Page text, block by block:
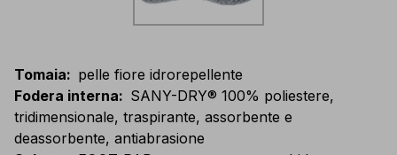
Tomaia: pelle fiore idrorepellente
Fodera interna: SANY-DRY® 100% poliestere,
tridimensionale, traspirante, assorbente e
deassorbente, antiabrasione